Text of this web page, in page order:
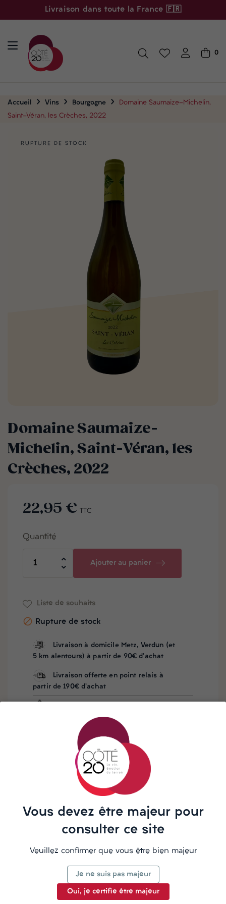
Livraison dans toute la France 🇫🇷
0
Accueil Vins Bourgogne
Domaine Saumaize-Michelin,
Saint-Véran, les Crèches, 2022
RUPTURE DE STOCK
Domaine Saumaize-
Michelin, Saint-Véran, les
Crèches, 2022
22,95 € TTC
Quantité
Ajouter au panier
Liste de souhaits
 Rupture de stock
Livraison à domicile Metz, Verdun (et
5 km alentours) à partir de 90€ d'achat
Livraison offerte en point relais à
partir de 190€ d'achat
répond sur WhatsApp
Blanc
🗺️Région : Alsace
On l'apprécie avec :
Vous devez être majeur pour
consulter ce site
Veuillez confirmer que vous être bien majeur
Je ne suis pas majeur
Oui, je certifie être majeur